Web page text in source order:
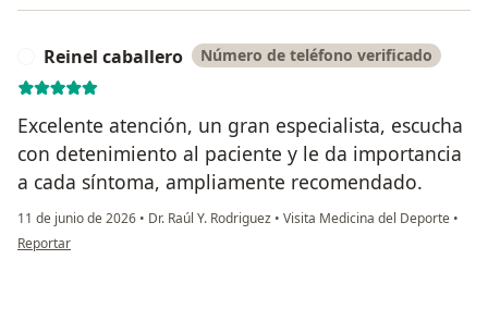
Reinel caballero Número de teléfono verificado
Excelente atención, un gran especialista, escucha
con detenimiento al paciente y le da importancia
a cada síntoma, ampliamente recomendado.
11 de junio de 2026 • Dr. Raúl Y. Rodriguez • Visita Medicina del Deporte •
en opinión del usuario Reinel caballero
Reportar